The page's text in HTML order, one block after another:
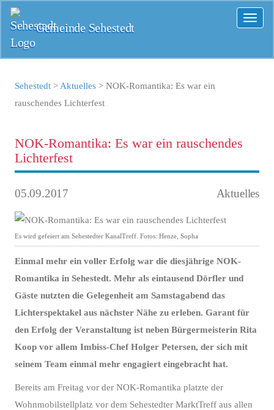
Gemeinde Sehestedt
Sehestedt > Aktuelles > NOK-Romantika: Es war ein
rauschendes Lichterfest
NOK-Romantika: Es war ein rauschendes
Lichterfest
05.09.2017 Aktuelles
Es wird gefeiert am Sehestedter KanalTreff. Fotos: Henze, Sopha
Einmal mehr ein voller Erfolg war die diesjährige NOK-
Romantika in Sehestedt. Mehr als eintausend Dörfler und
Gäste nutzten die Gelegenheit am Samstagabend das
Lichterspektakel aus nächster Nähe zu erleben. Garant für
den Erfolg der Veranstaltung ist neben Bürgermeisterin Rita
Koop vor allem Imbiss-Chef Holger Petersen, der sich mit
seinem Team einmal mehr engagiert eingebracht hat.
Bereits am Freitag vor der NOK-Romantika platzte der
Wohnmobilstellplatz vor dem Sehestedter MarktTreff aus allen